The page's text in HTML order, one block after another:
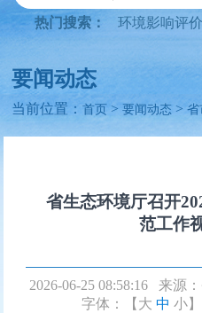
热门搜索： 环境影响评价
要闻动态
当前位置：首页>要闻动态 >省
省生态环境厅召开
范工作
2026-06-25 08:58:16 来源：
字体：【 大 中 小】